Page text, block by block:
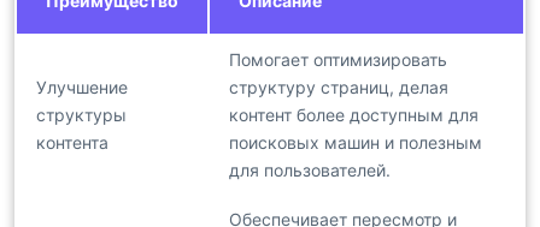
Улучшение
структуры
контента
Помогает оптимизировать
структуру страниц, делая
контент более доступным для
поисковых машин и полезным
для пользователей.
Обеспечивает пересмотр и